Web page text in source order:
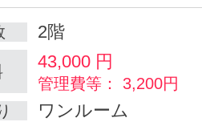
2階
43,000円
管理費等： 3,200円
ワンルーム